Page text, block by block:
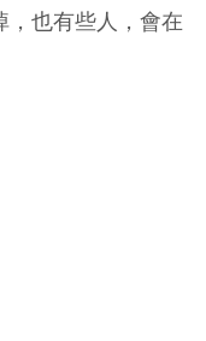
，也有些人，會在